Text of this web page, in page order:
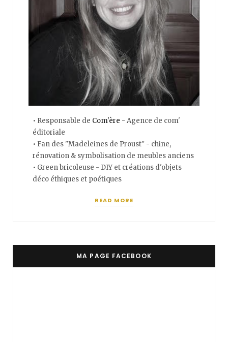
• Responsable de Com'ère - Agence de com'
éditoriale
• Fan des "Madeleines de Proust" - chine,
rénovation & symbolisation de meubles anciens
• Green bricoleuse - DIY et créations d'objets
déco éthiques et poétiques
READ MORE
MA PAGE FACEBOOK